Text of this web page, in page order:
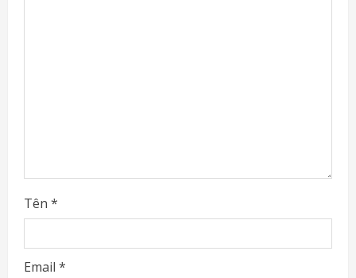
Tên *
Email *